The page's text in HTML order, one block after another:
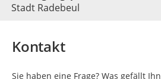
Stadt Radebeul
Kontakt
Sie haben eine Frage? Was gefällt